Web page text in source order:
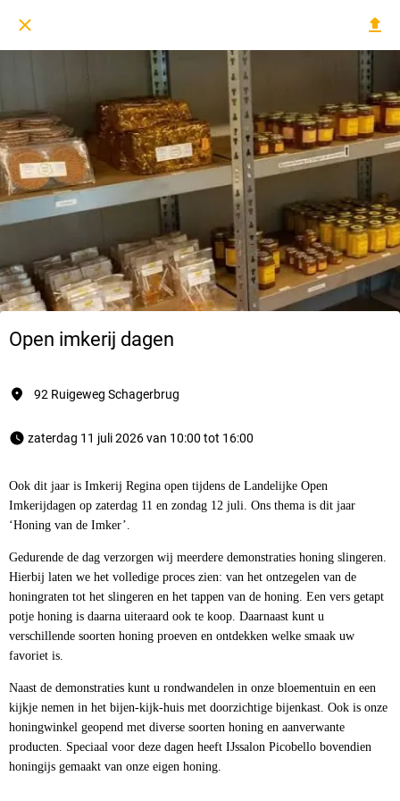
Open imkerij dagen
92 Ruigeweg Schagerbrug
zaterdag 11 juli 2026 van 10:00 tot 16:00
Ook dit jaar is Imkerij Regina open tijdens de Landelijke Open
Imkerijdagen op zaterdag 11 en zondag 12 juli. Ons thema is dit jaar
‘Honing van de Imker’.
Gedurende de dag verzorgen wij meerdere demonstraties honing slingeren.
Hierbij laten we het volledige proces zien: van het ontzegelen van de
honingraten tot het slingeren en het tappen van de honing. Een vers getapt
potje honing is daarna uiteraard ook te koop. Daarnaast kunt u
verschillende soorten honing proeven en ontdekken welke smaak uw
favoriet is.
Naast de demonstraties kunt u rondwandelen in onze bloementuin en een
kijkje nemen in het bijen-kijk-huis met doorzichtige bijenkast. Ook is onze
honingwinkel geopend met diverse soorten honing en aanverwante
producten. Speciaal voor deze dagen heeft IJssalon Picobello bovendien
honingijs gemaakt van onze eigen honing.